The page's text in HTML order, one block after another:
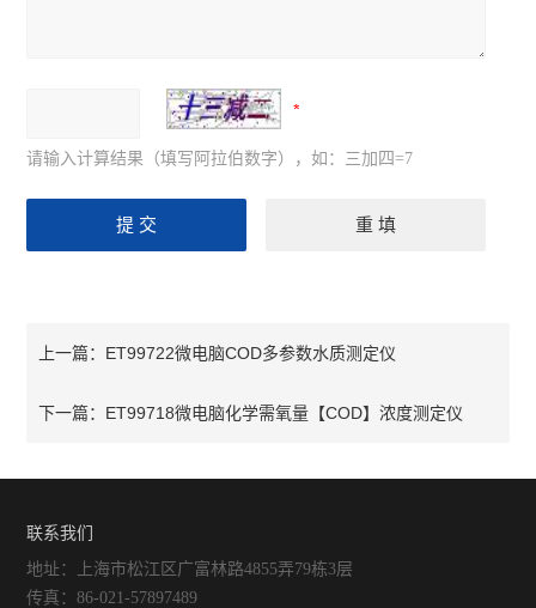
请输入计算结果（填写阿拉伯数字），如：三加四=7
上一篇： ET99722微电脑COD多参数水质测定仪
下一篇： ET99718微电脑化学需氧量【COD】浓度测定仪
联系我们
地址：上海市松江区广富林路4855弄79栋3层
传真：86-021-57897489